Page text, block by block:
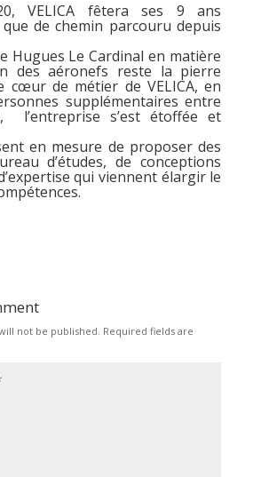
VELICA fêtera ses 9 ans
que de chemin parcouru depuis
Hugues Le Cardinal en matière
des aéronefs reste la pierre
cœur de métier de VELICA, en
supplémentaires entre
l’entreprise s’est étoffée et
en mesure de proposer des
d’études, de conceptions
qui viennent élargir le
not be published. Required fields are